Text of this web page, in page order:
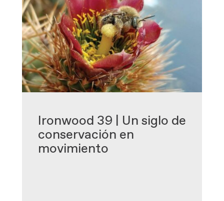
Ironwood 39 | Un siglo de
conservación en
movimiento